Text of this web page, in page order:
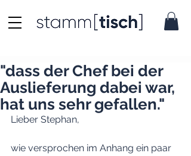
"dass der Chef bei der
Auslieferung dabei war,
hat uns sehr gefallen."
Lieber Stephan,
wie versprochen im Anhang ein paar